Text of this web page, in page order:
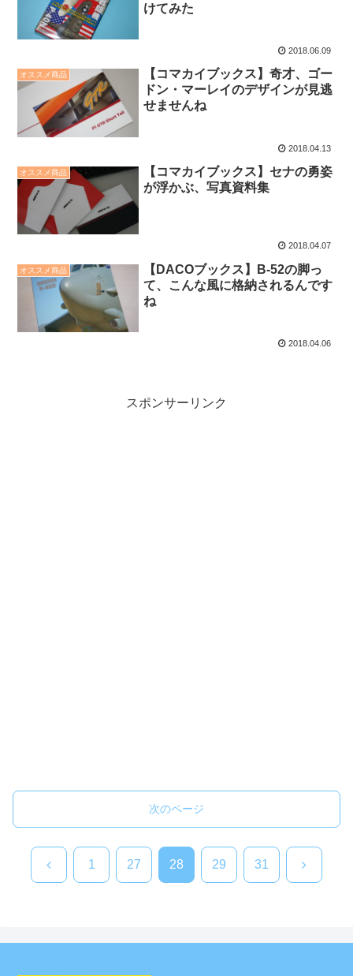
けてみた
2018.06.09
オススメ商品
【コマカイブックス】奇才、ゴー
ドン・マーレイのデザインが見逃
せませんね
2018.04.13
オススメ商品
【コマカイブックス】セナの勇姿
が浮かぶ、写真資料集
2018.04.07
オススメ商品
【DACOブックス】B-52の脚っ
て、こんな風に格納されるんです
ね
2018.04.06
スポンサーリンク
次のページ
前 1 27 28 29 31 次